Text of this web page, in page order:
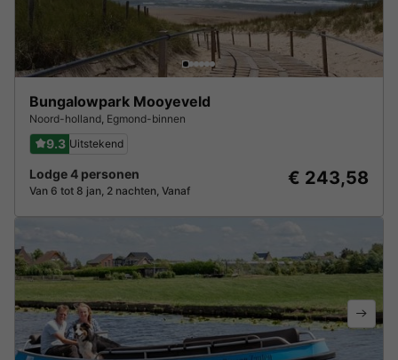
Bungalowpark Mooyeveld
Noord-holland Egmond-binnen
9.3 Uitstekend
Lodge 4 personen
Van 6 tot 8 jan, 2 nachten, Vanaf
€ 243,58